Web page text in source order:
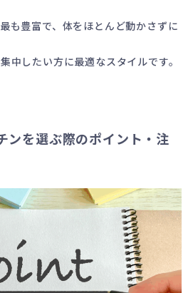
も豊富で、体をほとんど動かさずに
中したい方に最適なスタイルです。
ンを選ぶ際のポイント・注